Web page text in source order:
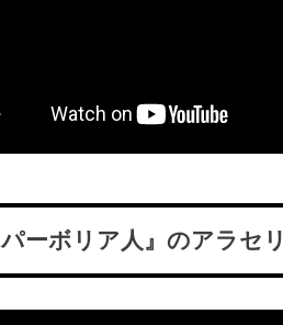
パーボリア人』のアラセ